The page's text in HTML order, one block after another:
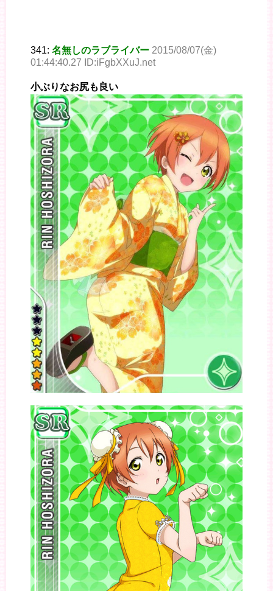
341: 名無しのラブライバー 2015/08/07(金)
01:44:40.27 ID:iFgbXXuJ.net
小ぶりなお尻も良い